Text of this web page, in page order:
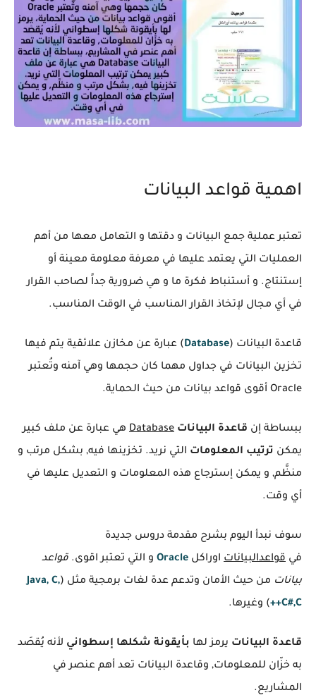
اهمية قواعد البيانات
تعتبر عملية جمع البيانات و دقتها و التعامل معها من أهم
العمليات التي يعتمد عليها في معرفة معلومة معينة أو
إستنتاج. و أستنباط فكرة ما و هي ضرورية جداً لصاحب القرار
في أي مجال لإتخاذ القرار المناسب في الوقت المناسب.
قاعدة البيانات (Database) عبارة عن مخازن علائقية يتم فيها
تخزين البيانات في جداول مهما كان حجمها وهي آمنه وتُعتبر
Oracle أقوى قواعد بيانات من حيث الحماية.
ببساطة إن قاعدة البيانات Database هي عبارة عن ملف كبير
يمكن ترتيب المعلومات التي نريد. تخزينها فيه, بشكل مرتب و
منظَّم, و يمكن إسترجاع هذه المعلومات و التعديل عليها في
أي وقت.
سوف نبدأ اليوم بشرح مقدمة دروس جديدة
في قواعدالبيانات اوراكل Oracle و التي تعتبر اقوى. قواعد
بيانات من حيث الأمان وتدعم عدة لغات برمجية مثل (Java, C,
C#,C++
) وغيرها.
قاعدة البيانات يرمز لها بأيقونة شكلها إسطواني لأنه يُقصَد
به خزّان للمعلومات, وقاعدة البيانات تعد أهم عنصر في
المشاريع.